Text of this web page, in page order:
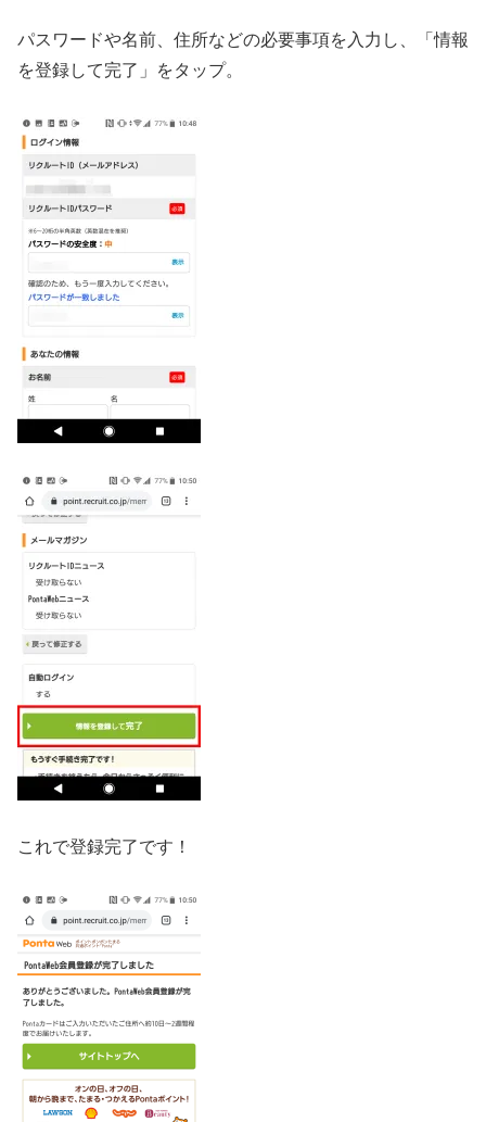
パスワードや名前、住所などの必要事項を入力し、「情報
を登録して完了」をタップ。
これで登録完了です！